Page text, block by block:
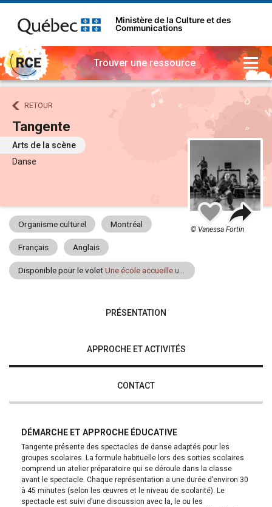
Ministère de la Culture et des
Communications
Trouver une ressource
RETOUR
Tangente
Arts de la scène
Danse
Ajouter
mes
© Vanessa Fortin
Organisme culturel Montréal
Français Anglais
Disponible pour le voletUne école accueille un artiste
PRÉSENTATION
APPROCHE ET ACTIVITÉS
CONTACT
DÉMARCHE ET APPROCHE ÉDUCATIVE
Tangente présente des spectacles de danse adaptés pour les
groupes scolaires. La formule habituelle lors des sorties scolaires
comprend un atelier préparatoire qui se déroule dans la classe
avant le spectacle. Chaque représentation a une durée d’environ 30
à 45 minutes (selon les œuvres et le niveau de scolarité). Le
spectacle est suivi d’une discussion avec la, le ou les